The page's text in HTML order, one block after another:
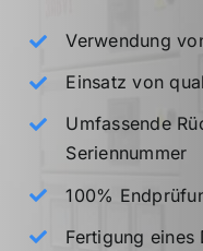
Verwendung
Einsatz von
Umfassende
Seriennummer
100%
Fertigung eines